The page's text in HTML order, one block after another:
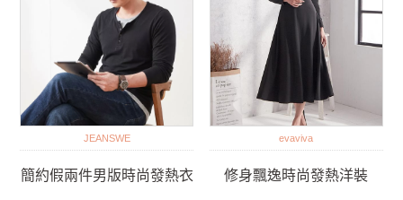
JEANSWE
簡約假兩件男版時尚發熱衣
evaviva
修身飄逸時尚發熱洋裝